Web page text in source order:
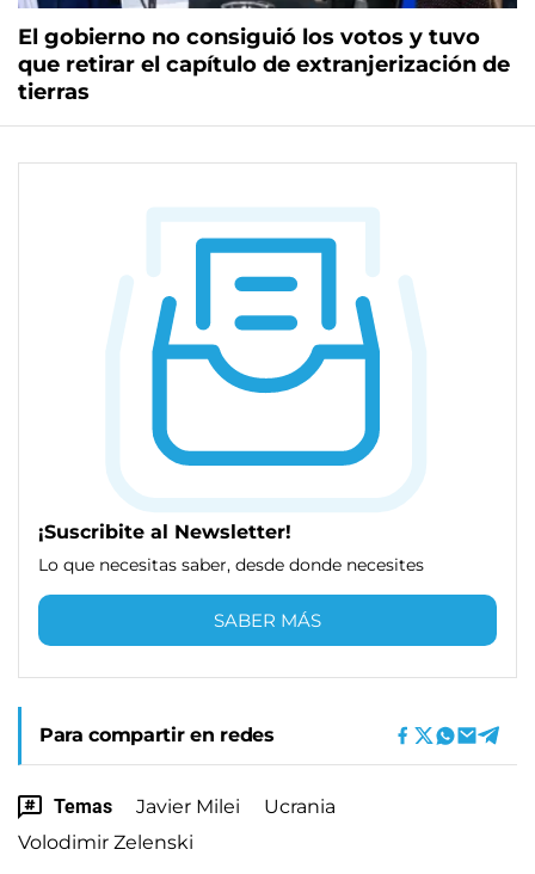
El gobierno no consiguió los votos y tuvo
que retirar el capítulo de extranjerización de
tierras
¡Suscribite al Newsletter!
Lo que necesitas saber, desde donde necesites
SABER MÁS
Para compartir en redes
Temas Javier Milei
Ucrania
Volodimir Zelenski